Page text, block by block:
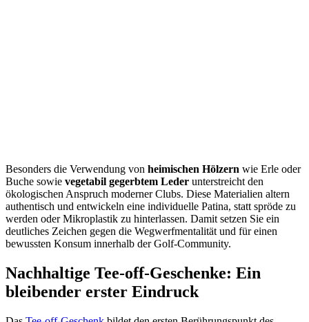
Besonders die Verwendung von heimischen Hölzern wie Erle oder
Buche sowie vegetabil gegerbtem Leder unterstreicht den
ökologischen Anspruch moderner Clubs. Diese Materialien altern
authentisch und entwickeln eine individuelle Patina, statt spröde zu
werden oder Mikroplastik zu hinterlassen. Damit setzen Sie ein
deutliches Zeichen gegen die Wegwerfmentalität und für einen
bewussten Konsum innerhalb der Golf-Community.
Nachhaltige Tee-off-Geschenke: Ein
bleibender erster Eindruck